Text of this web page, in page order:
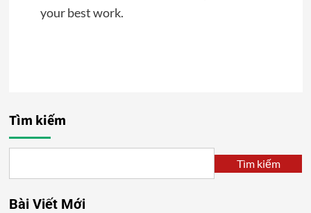
your best work.
Tìm kiếm
Tìm kiếm
Bài Viết Mới